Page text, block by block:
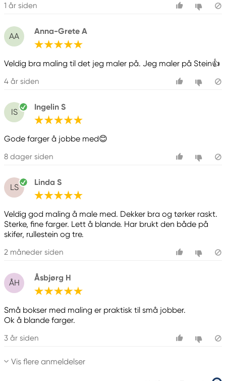
1 år siden
AA
Anna-Grete A
Veldig bra maling til det jeg maler på. Jeg maler på Stein👍
4 år siden
IS
Ingelin S
Gode farger å jobbe med😊
8 dager siden
LS
Linda S
Veldig god maling å male med. Dekker bra og tørker raskt.
Sterke, fine farger. Lett å blande. Har brukt den både på
skifer, rullestein og tre.
2 måneder siden
ÅH
Åsbjørg H
Små bokser med maling er praktisk til små jobber.
Ok å blande farger.
3 år siden
Vis flere anmeldelser